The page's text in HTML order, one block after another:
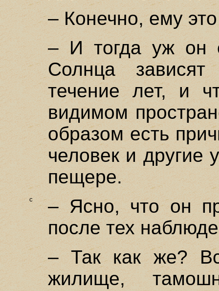
– Конечно, ему
– И тогда уж он
Солнца
течение лет, и
видимом
образом есть
человек и другие
пещере.
c
– Ясно, что он
после тех
– Так как же?
жилище,